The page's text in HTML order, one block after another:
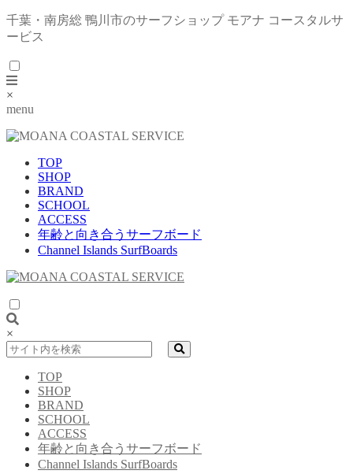
千葉・南房総 鴨川市のサーフショップ モアナ コースタルサ
ービス
×
menu
TOP
SHOP
BRAND
SCHOOL
ACCESS
年齢と向き合うサーフボード
Channel Islands SurfBoards
×
TOP
SHOP
BRAND
SCHOOL
ACCESS
年齢と向き合うサーフボード
Channel Islands SurfBoards